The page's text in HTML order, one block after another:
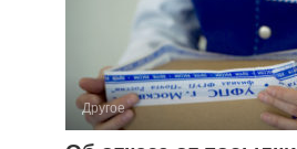
Другое